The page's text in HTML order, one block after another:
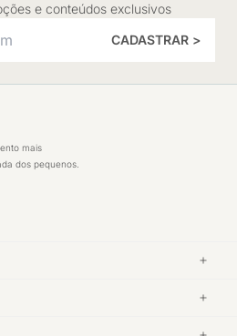
e conteúdos exclusivos
CADASTRAR >
mais
dos pequenos.